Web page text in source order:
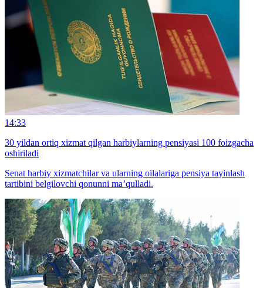
14:33
30 yildan ortiq xizmat qilgan harbiylarning pensiyasi 100 foizgacha
oshiriladi
Senat harbiy xizmatchilar va ularning oilalariga pensiya tayinlash
tartibini belgilovchi qonunni ma’qulladi.